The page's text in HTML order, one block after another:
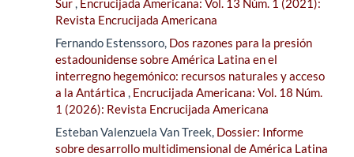
Sur, Encrucijada Americana: Vol. 13 Núm. 1 (2021):
Revista Encrucijada Americana
Fernando Estenssoro, Dos razones para la presión
estadounidense sobre América Latina en el
interregno hegemónico: recursos naturales y acceso
a la Antártica , Encrucijada Americana: Vol. 18 Núm.
1 (2026): Revista Encrucijada Americana
Esteban Valenzuela Van Treek, Dossier: Informe
sobre desarrollo multidimensional de América Latina